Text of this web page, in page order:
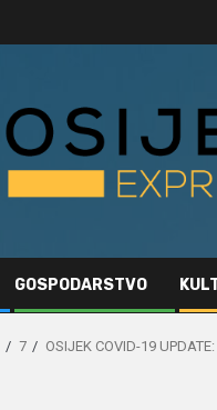
GOSPODARSTVO
7 OSIJEK COVID-19